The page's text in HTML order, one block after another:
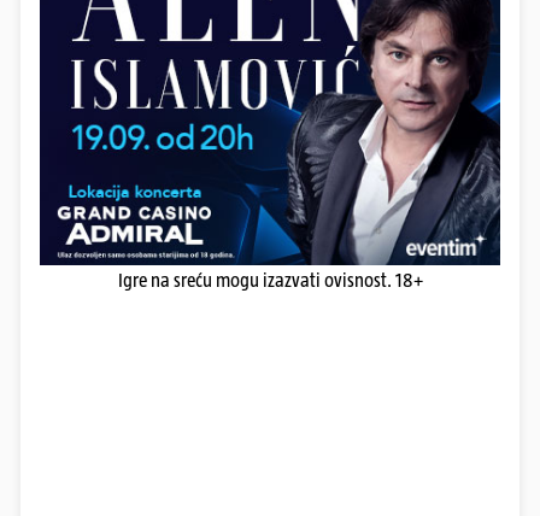
Igre na sreću mogu izazvati ovisnost. 18+